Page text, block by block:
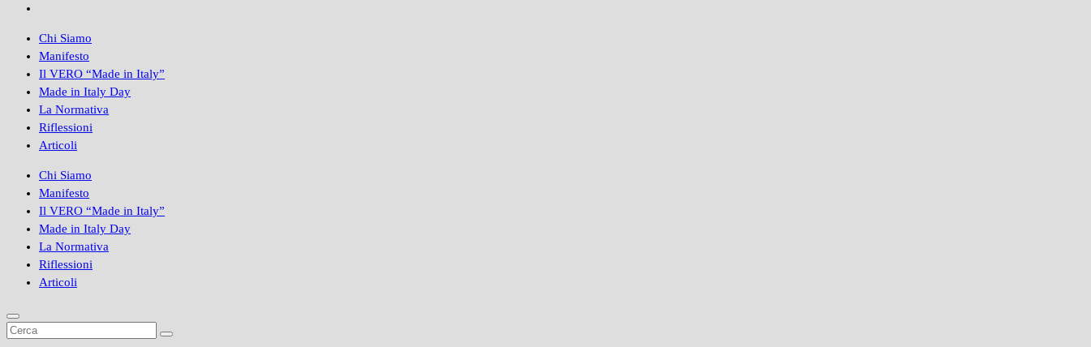
Chi Siamo
Manifesto
Il VERO “Made in Italy”
Made in Italy Day
La Normativa
Riflessioni
Articoli
Chi Siamo
Manifesto
Il VERO “Made in Italy”
Made in Italy Day
La Normativa
Riflessioni
Articoli